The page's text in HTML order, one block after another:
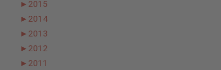
► 2015
► 2014
► 2013
► 2012
► 2011